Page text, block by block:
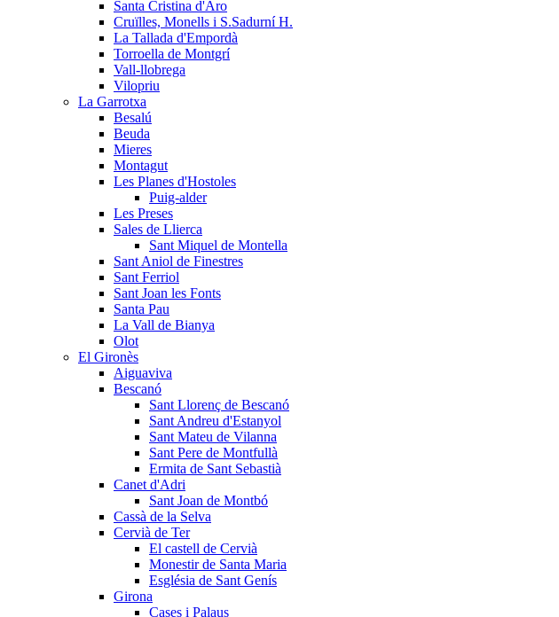
Santa Cristina d'Aro
Cruïlles, Monells i S.Sadurní H.
La Tallada d'Empordà
Torroella de Montgrí
Vall-llobrega
Vilopriu
La Garrotxa
Besalú
Beuda
Mieres
Montagut
Les Planes d'Hostoles
Puig-alder
Les Preses
Sales de Llierca
Sant Miquel de Montella
Sant Aniol de Finestres
Sant Ferriol
Sant Joan les Fonts
Santa Pau
La Vall de Bianya
Olot
El Gironès
Aiguaviva
Bescanó
Sant Llorenç de Bescanó
Sant Andreu d'Estanyol
Sant Mateu de Vilanna
Sant Pere de Montfullà
Ermita de Sant Sebastià
Canet d'Adri
Sant Joan de Montbó
Cassà de la Selva
Cervià de Ter
El castell de Cervià
Monestir de Santa Maria
Església de Sant Genís
Girona
Cases i Palaus